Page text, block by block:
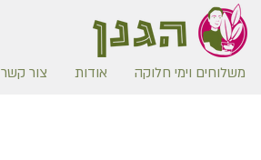
משלוחים וימי חלוקה אודות צור קשר